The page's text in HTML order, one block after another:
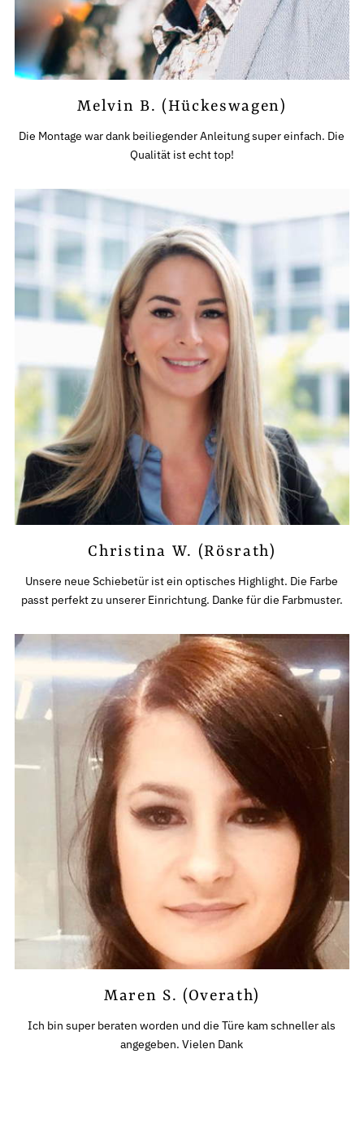
Melvin B. (Hückeswagen)
Die Montage war dank beiliegender Anleitung super einfach. Die
Qualität ist echt top!
Christina W. (Rösrath)
Unsere neue Schiebetür ist ein optisches Highlight. Die Farbe
passt perfekt zu unserer Einrichtung. Danke für die Farbmuster.
Maren S. (Overath)
Ich bin super beraten worden und die Türe kam schneller als
angegeben. Vielen Dank